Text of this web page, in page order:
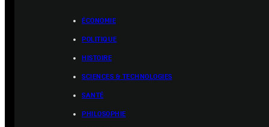
ÉCONOMIE
POLITIQUE
HISTOIRE
SCIENCES & TECHNOLOGIES
SANTÉ
PHILOSOPHIE